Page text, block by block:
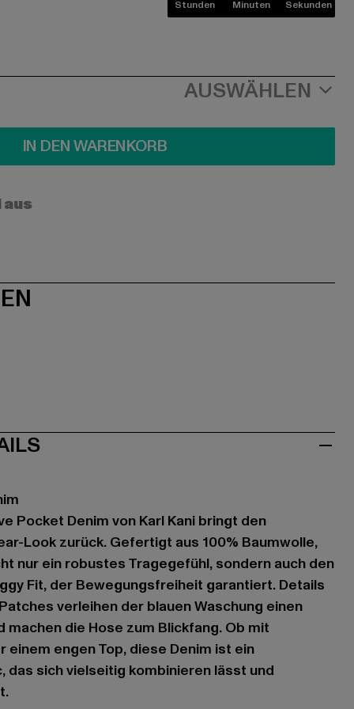
Stunden Minuten Sekunden
AUSWÄHLEN
IN DEN WARENKORB
Pocket Denim von Karl Kani bringt den
Look zurück. Gefertigt aus 100% Baumwolle,
nur ein robustes Tragegefühl, sondern auch den
Fit, der Bewegungsfreiheit garantiert. Details
verleihen der blauen Waschung einen
machen die Hose zum Blickfang. Ob mit
einem engen Top, diese Denim ist ein
das sich vielseitig kombinieren lässt und